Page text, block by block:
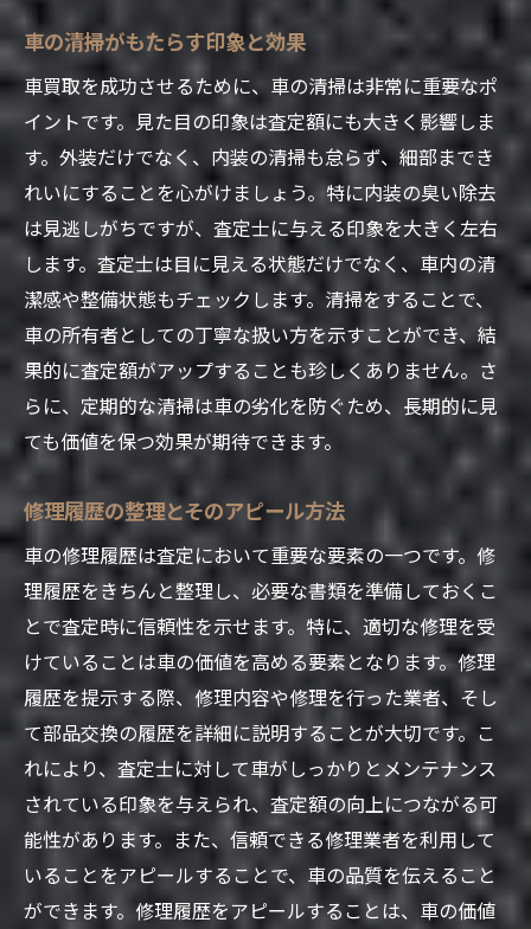
車を長持ちさせるための駐車場選び
季節ごとのメンテナンスポイント
走行距離を抑える運転術
洗車の頻度と正しい方法
車内環境を快適に保つための工夫
高価買取を狙うなら知っておくべき車買取の基
礎知識
車買取の流れを理解しよう
査定額に影響する主な要素
車種や年式による価値の変動
買取業者の選び方とその基準
買取と下取りの違いとメリット
実例に学ぶ車買取での成功談とその裏側
成功者に聞く：高価買取を実現した秘訣
失敗から学ぶ注意点と改善策
交渉の達人が教える実践テクニック
買取業者との信頼関係の築き方
事例を通して学ぶ査定アップのコツ
購入者視点で考える売却ポイント
信頼できる車買取業者の見分け方を伝授
口コミと評判から見る業者選びのポイント
公式サイトで確認すべき情報
車の清掃がもたらす印象と効果
車買取を成功させるために、車の清掃は非常に重要なポ
イントです。見た目の印象は査定額にも大きく影響しま
す。外装だけでなく、内装の清掃も怠らず、細部までき
れいにすることを心がけましょう。特に内装の臭い除去
は見逃しがちですが、査定士に与える印象を大きく左右
します。査定士は目に見える状態だけでなく、車内の清
潔感や整備状態もチェックします。清掃をすることで、
車の所有者としての丁寧な扱い方を示すことができ、結
果的に査定額がアップすることも珍しくありません。さ
らに、定期的な清掃は車の劣化を防ぐため、長期的に見
ても価値を保つ効果が期待できます。
修理履歴の整理とそのアピール方法
車の修理履歴は査定において重要な要素の一つです。修
理履歴をきちんと整理し、必要な書類を準備しておくこ
とで査定時に信頼性を示せます。特に、適切な修理を受
けていることは車の価値を高める要素となります。修理
履歴を提示する際、修理内容や修理を行った業者、そし
て部品交換の履歴を詳細に説明することが大切です。こ
れにより、査定士に対して車がしっかりとメンテナンス
されている印象を与えられ、査定額の向上につながる可
能性があります。また、信頼できる修理業者を利用して
いることをアピールすることで、車の品質を伝えること
ができます。修理履歴をアピールすることは、車の価値